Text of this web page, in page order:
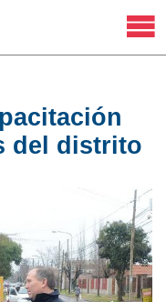
del distrito